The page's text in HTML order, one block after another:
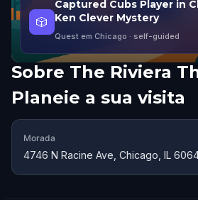
🎲
Captured Cubs Player in
Ken Clever Mystery
Quest em Chicago · self-guided
Sobre The Riviera
Planeie a sua visita
Morada
4746 N Racine Ave, Chicago, IL